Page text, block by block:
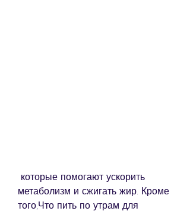
метаболизм и сжигать жир. Кроме
того,Что пить по утрам для